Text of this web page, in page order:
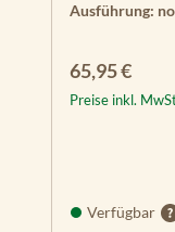
Ausführung:
Regulärer
65,95 €
Preise inkl.
Verfügbar